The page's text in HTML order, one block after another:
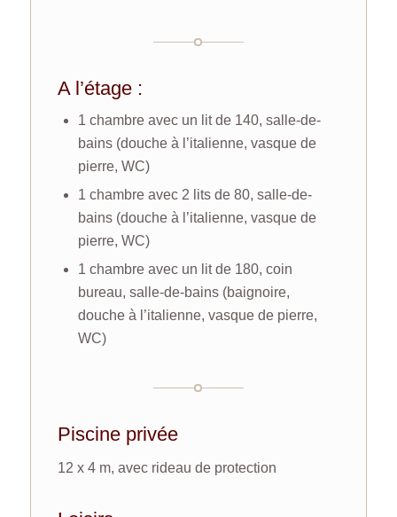
A l’étage :
1 chambre avec un lit de 140, salle-de-
bains (douche à l’italienne, vasque de
pierre, WC)
1 chambre avec 2 lits de 80, salle-de-
bains (douche à l’italienne, vasque de
pierre, WC)
1 chambre avec un lit de 180, coin
bureau, salle-de-bains (baignoire,
douche à l’italienne, vasque de pierre,
WC)
Piscine privée
12 x 4 m, avec rideau de protection